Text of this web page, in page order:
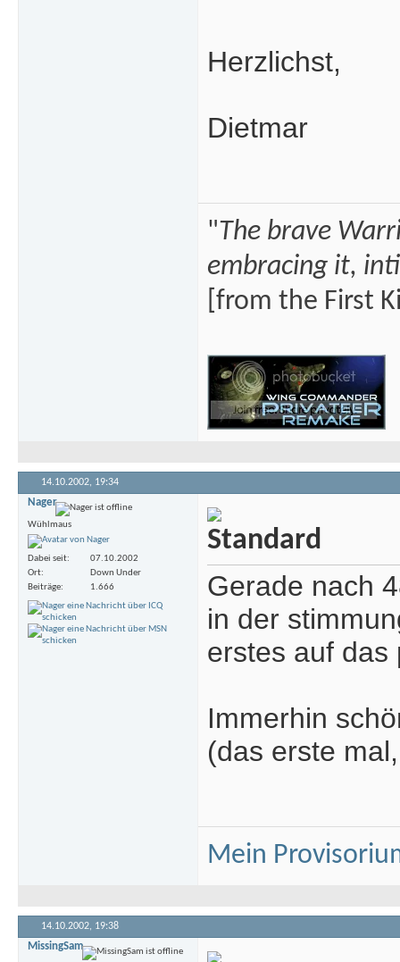
Herzlichst,
Dietmar
"The brave
embracing it,
[from the First
14.10.2002, 19:34
Nager
Wühlmaus
Dabei seit
07.10.2002
Ort
Down Under
Beiträge
1.666
Gerade nach
in der
erstes auf
Immerhin
(das erste
Mein
14.10.2002, 19:38
MissingSam